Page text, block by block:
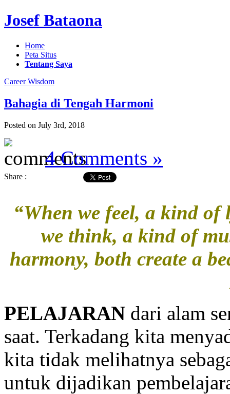
Josef Bataona
Home
Peta Situs
Tentang Saya
Career Wisdom
Bahagia di Tengah Harmoni
Posted on July 3rd, 2018
4 Comments »
Share :
“When we feel, a kind
we think, a kind of
harmony, both create a
PELAJARAN dari alam
saat. Terkadang kita
kita tidak melihatnya
untuk dijadikan